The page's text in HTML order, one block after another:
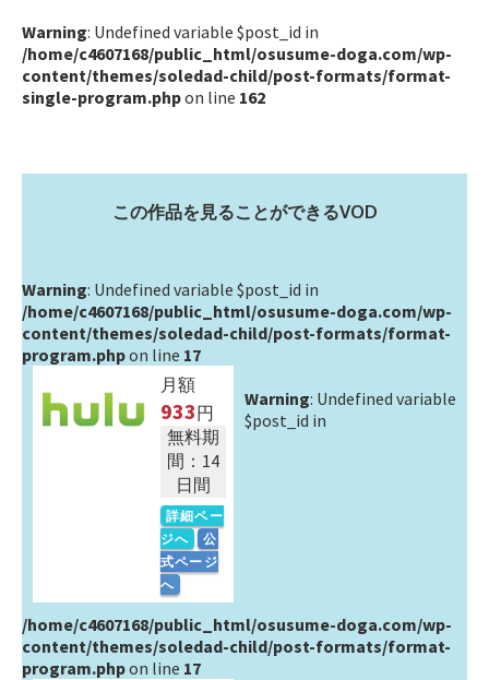
Warning: Undefined variable $post_id in
/home/c4607168/public_html/osusume-doga.com/wp-
content/themes/soledad-child/post-formats/format-
single-program.phpon line 162
この作品を見ることができるVOD
Warning: Undefined variable $post_id in
/home/c4607168/public_html/osusume-doga.com/wp-
content/themes/soledad-child/post-formats/format-
program.phpon line 17
月額
933円
無料期
間：14
日間
詳細ペー
ジへ
公
式ページ
へ
Warning: Undefined variable
$post_id in
/home/c4607168/public_html/osusume-doga.com/wp-
content/themes/soledad-child/post-formats/format-
program.phpon line 17